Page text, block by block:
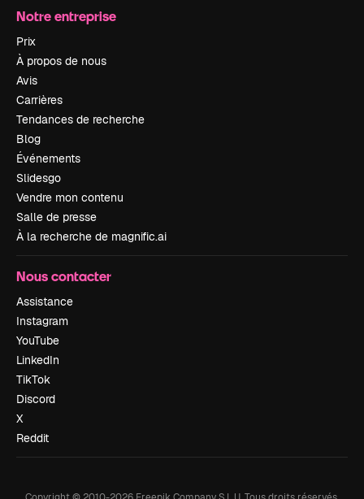
Notre entreprise
Prix
À propos de nous
Avis
Carrières
Tendances de recherche
Blog
Événements
Slidesgo
Vendre mon contenu
Salle de presse
À la recherche de magnific.ai
Nous contacter
Assistance
Instagram
YouTube
LinkedIn
TikTok
Discord
X
Reddit